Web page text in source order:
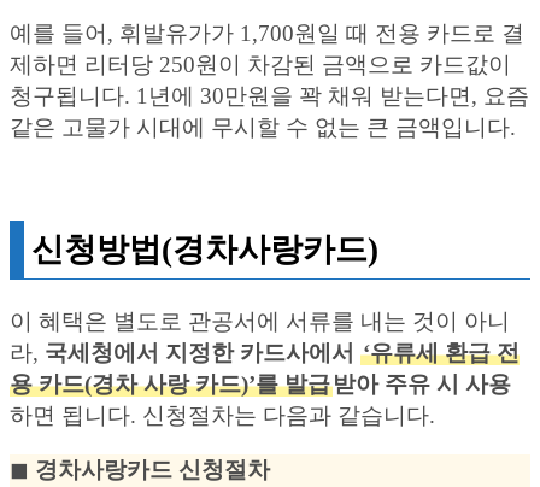
예를 들어, 휘발유가가 1,700원일 때 전용 카드로 결
제하면 리터당 250원이 차감된 금액으로 카드값이
청구됩니다. 1년에 30만원을 꽉 채워 받는다면, 요즘
같은 고물가 시대에 무시할 수 없는 큰 금액입니다.
신청방법(경차사랑카드)
이 혜택은 별도로 관공서에 서류를 내는 것이 아니
라, 국세청에서 지정한 카드사에서 ‘유류세 환급 전
용 카드(경차 사랑 카드)’를 발급받아 주유 시 사용
하면 됩니다. 신청절차는 다음과 같습니다.
◼︎ 경차사랑카드 신청절차